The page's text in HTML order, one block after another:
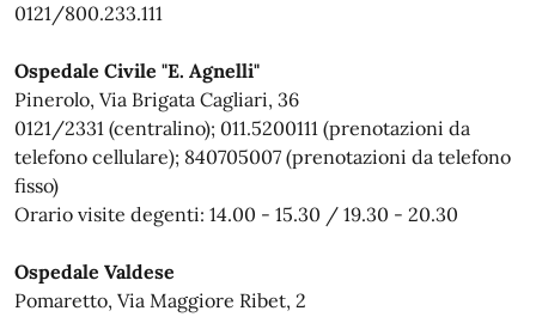
0121/800.233.111
Ospedale Civile "E. Agnelli"
Pinerolo, Via Brigata Cagliari, 36
0121/2331 (centralino); 011.5200111 (prenotazioni da
telefono cellulare); 840705007 (prenotazioni da telefono
fisso)
Orario visite degenti: 14.00 - 15.30 / 19.30 - 20.30
Ospedale Valdese
Pomaretto, Via Maggiore Ribet, 2